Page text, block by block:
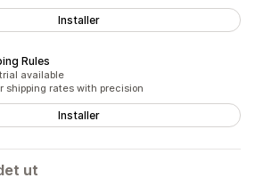
Installer
Rules
available
shipping rates with precision
Installer
ut